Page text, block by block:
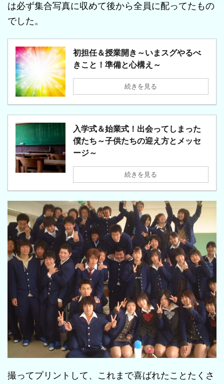
は必ず集合写真に収めて後から全員に配ってたもの
でした。
初担任＆授業開き～いまスグやるべ
きこと！準備と心構え～
続きを見る
入学式＆始業式！出会ってしまった
僕たち～子供たちの迎え方とメッセ
ージ～
続きを見る
撮ってプリントして、これまで喜ばれたことたくさ